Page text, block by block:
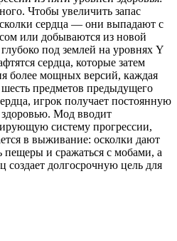
Чтобы увеличить запас
сердца — они выпадают с
или добываются из новой
под землей на уровнях Y
сердца, которые затем
более мощных версий, каждая
предметов предыдущего
игрок получает постоянную
Мод вводит
систему прогрессии,
в выживание: осколки дают
пещеры и сражаться с мобами, а
создает долгосрочную цель для